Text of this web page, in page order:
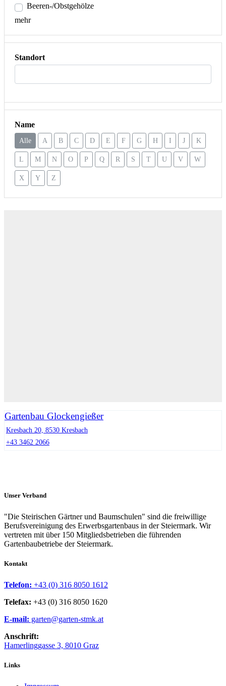
Beeren-/Obstgehölze
mehr
Standort
Name
Alle A B C D E F G H I J K
L M N O P Q R S T U V W
X Y Z
Gartenbau Glockengießer
Kresbach 20, 8530 Kresbach
+43 3462 2066
Unser Verband
"Die Steirischen Gärtner und Baumschulen" sind die freiwillige
Berufsvereinigung des Erwerbsgartenbaus in der Steiermark. Wir
vertreten mit über 150 Mitgliedsbetrieben die führenden
Gartenbaubetriebe der Steiermark.
Kontakt
Telefon: +43 (0) 316 8050 1612
Telefax: +43 (0) 316 8050 1620
E-mail: garten@garten-stmk.at
Anschrift:
Hamerlinggasse 3, 8010 Graz
Links